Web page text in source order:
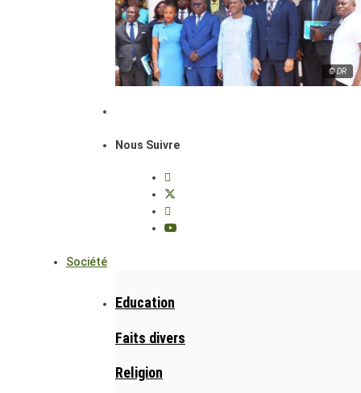
© DR
Nous Suivre
Société
Education
Faits divers
Religion